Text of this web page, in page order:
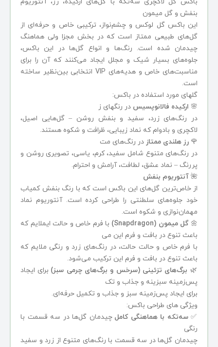
بنفش و گل میمون
این باکس گل لوکس و چشم‌نواز، ترکیبی خاص و حرفه‌ای از
گل‌های طبیعی ممتاز است که در بخش مجزا ولی هماهنگ
چیدمان شده است. رنگ‌ها و انواع گل‌ها در این باکس،
جلوه‌های بسیار شیک و مجلل ایجاد می‌کنند که آن را برای
مناسبت‌های خاص و هدیه‌های VIP انتخابی بین‌نظیر ساخته
است.
گلهای مورد استفاده در باکس:
🌸 ارکیده فالانوپسیس در رنگهای ز
در رنگ‌های زرد، سفید و بنفش روشن – گل‌هایی اصیل،
لاکچری و بادوام که نماد زیبایی، ظرافت و شکوه هستند.
🌹 رز هلندی ممتاز در رنگ‌های مت
در رنگ‌های متنوع شامل سفید، کرم، یاسی، تصویری روشن و
پررنگ – نماد عشق، لطافت، آرامش و احترام.
🌺 آنتوریوم بنفش
از خاص‌ترین گل‌های این باکس است که با رنگ بنفش کمیاب
خود جلوه‌های سلطنتی را طراحی کرده است. آنتوریوم نماد
مهمان‌نوازی و شکوه است.
🌼گل میمون (Snapdragon)
با فرم خاص و حالت ایملایم که
باعث تنوع در بافت و فرم این می
با فرم خاص و حالت حالت، در رنگ‌های زرد و رنگی ملایم که
باعث تنوع در بافت و فرم این ترکیب می‌شود.
🌿 برگ‌های تزئینی (سرخس و برگ‌های چرمی سبز) برای ایجاد
پس‌زمینه سبزینه و جذاب و تک
برای ایجاد پس‌زمینه سبز و جذاب و تکمیل حرفه‌ای.
ویژگی های طراحی باکس:
✅سه‌تکه با هماهنگی کامل چیدمان گل‌ها در سه قسمت با
رنگی​
چیدمان گل‌ها در سه قسمت با رنگ‌های متنوع از زرد و سفید